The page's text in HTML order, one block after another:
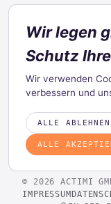
RPM-
© 2026 ACTIMI
IMPRESSUM
Wir legen
Schutz
Wir verwenden
verbessern und
ALLE ABLEHNEN
ALLE